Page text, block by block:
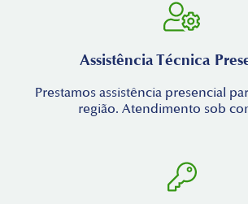
Assistência Técnica
Prestamos assistência presencial
região. Atendimento sob